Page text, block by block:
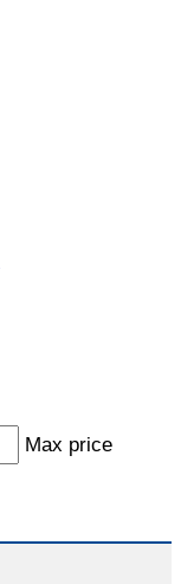
Max price